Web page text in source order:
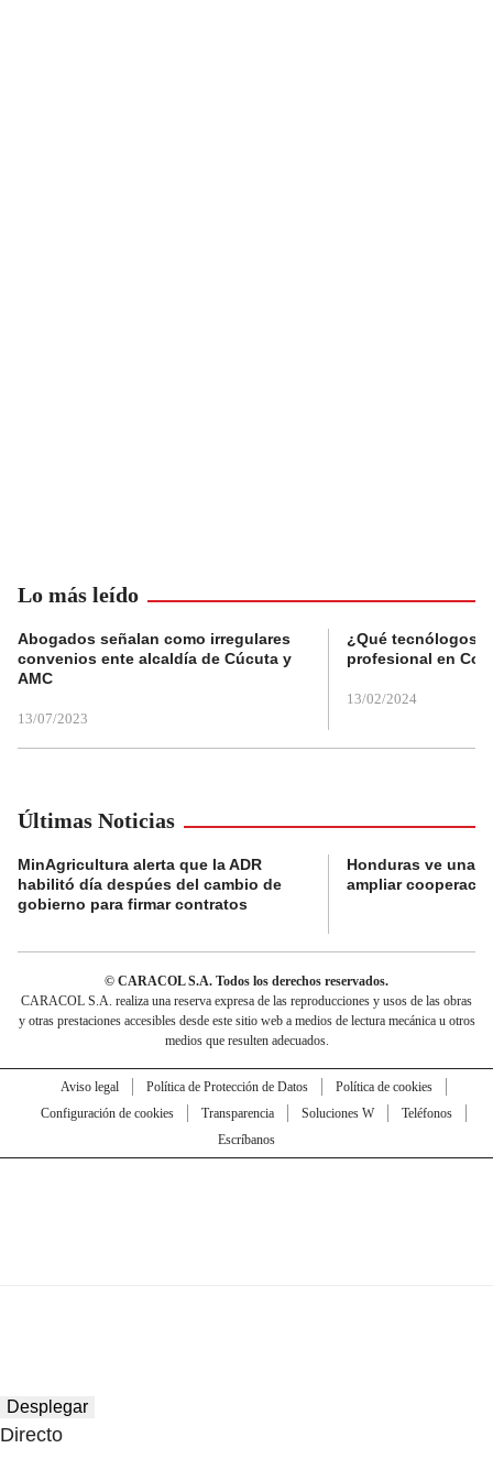
Lo más leído
Abogados señalan como irregulares
convenios ente alcaldía de Cúcuta y
AMC
13/07/2023
¿Qué tecnólogos
profesional en
13/02/2024
Últimas Noticias
MinAgricultura alerta que la ADR
habilitó día despúes del cambio de
gobierno para firmar contratos
Honduras ve una
ampliar
© CARACOL S.A. Todos los derechos reservados.
CARACOL S.A. realiza una reserva expresa de las reproducciones y usos de las obras
y otras prestaciones accesibles desde este sitio web a medios de lectura mecánica u otros
medios que resulten adecuados.
Aviso legal Política de Protección de Datos
Política de cookies
Configuración de cookies
Transparencia Soluciones W
Teléfonos
Escríbanos
Desplegar
Directo